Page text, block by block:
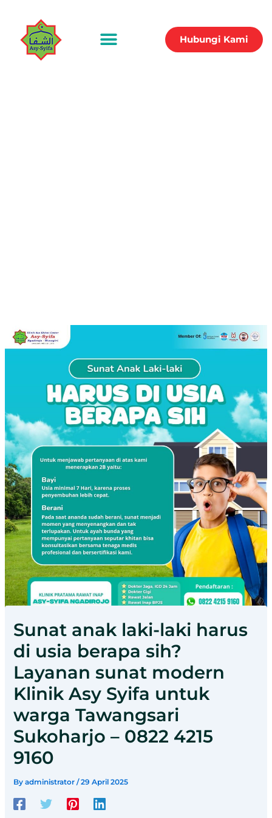
Hubungi Kami
Sunat anak laki-laki harus
di usia berapa sih?
Layanan sunat modern
Klinik Asy Syifa untuk
warga Tawangsari
Sukoharjo – 0822 4215
9160
Byadministrator/29 April 2025